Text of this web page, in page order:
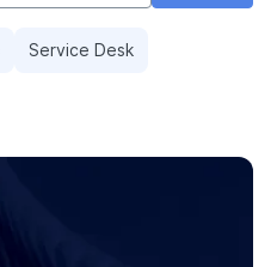
Service Desk